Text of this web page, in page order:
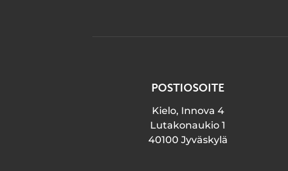
POSTIOSOITE
Kielo, Innova 4
Lutakonaukio 1
40100 Jyväskylä